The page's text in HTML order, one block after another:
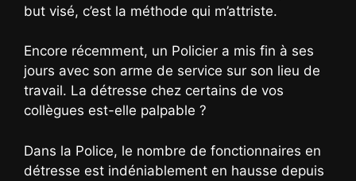
but visé, c’est la méthode qui m’attriste.
Encore récemment, un Policier a mis fin à ses
jours avec son arme de service sur son lieu de
travail. La détresse chez certains de vos
collègues est-elle palpable ?
Dans la Police, le nombre de fonctionnaires en
détresse est indéniablement en hausse depuis